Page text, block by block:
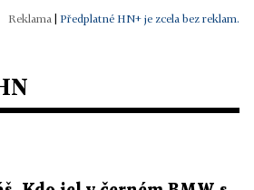
Předplatné HN+ je zcela bez reklam.